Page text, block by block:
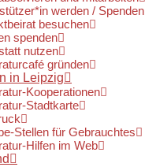
werden / Spenden
besuchen
spenden
nutzen
gründen
in Leipzig
Kooperationen
Stadtkarte
Stellen für Gebrauchtes
Hilfen im Web